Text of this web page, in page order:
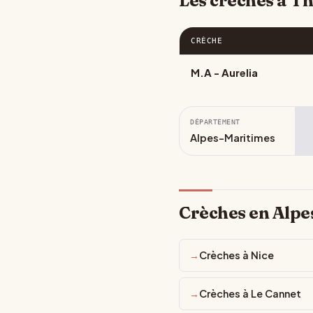
CRÈCHE
M.A - Aurelia
DÉPARTEMENT
Alpes-Maritimes
Crèches en
Crèches à Nice
Crèches à Le Cannet